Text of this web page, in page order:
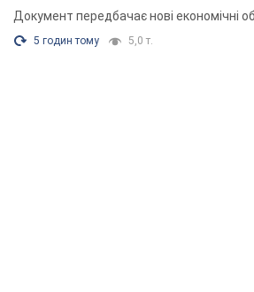
Документ передбачає нові економічні
5 годин тому 5,0 т.